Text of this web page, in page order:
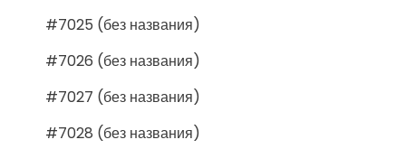
#7025 (без названия)
#7026 (без названия)
#7027 (без названия)
#7028 (без названия)